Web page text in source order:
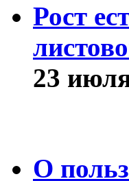
Рост
23
О